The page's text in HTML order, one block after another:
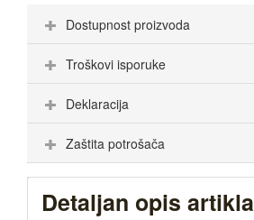
Dostupnost proizvoda
Troškovi isporuke
Deklaracija
Zaštita potrošača
Detaljan opis artikla